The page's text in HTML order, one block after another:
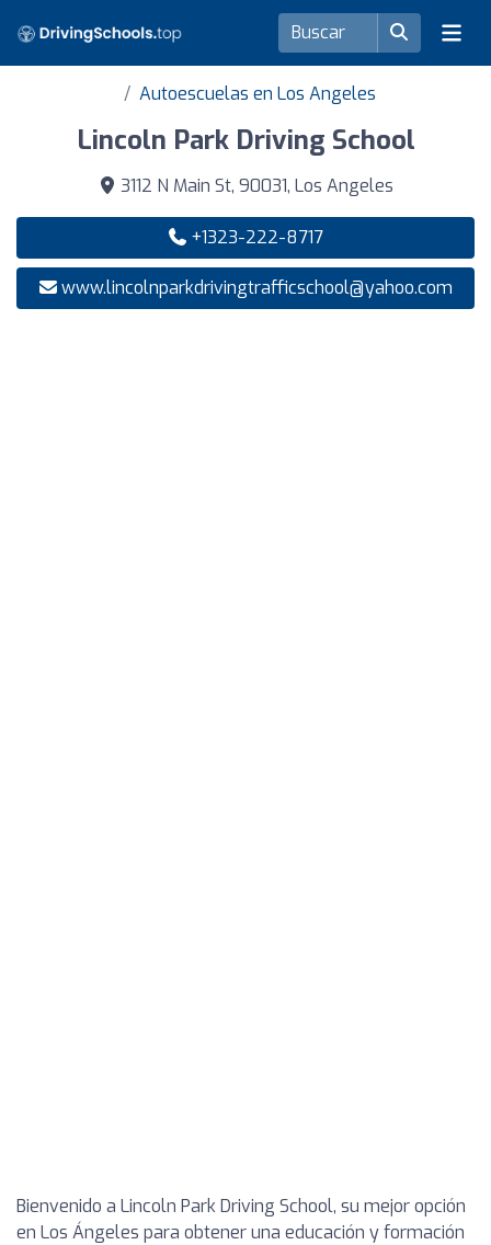
Autoescuelas en Los Angeles
Lincoln Park Driving School
3112 N Main St, 90031, Los Angeles
+1323-222-8717
www.lincolnparkdrivingtrafficschool@yahoo.com
Bienvenido a Lincoln Park Driving School, su mejor opción
en Los Ángeles para obtener una educación y formación